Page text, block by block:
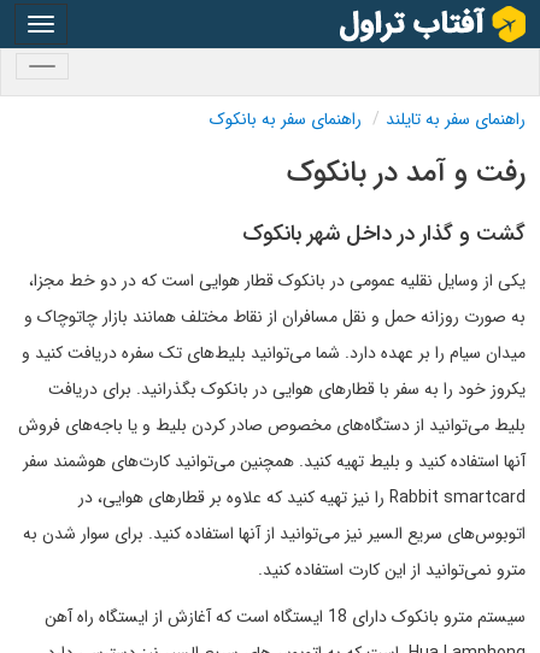
راهنمای سفر به تایلند راهنمای سفر به بانکوک
رفت و آمد در بانکوک
گشت و گذار در داخل شهر بانکوک
یکی از وسایل نقلیه عمومی در بانکوک قطار هوایی است که در دو خط مجزا،
به صورت روزانه حمل و نقل مسافران از نقاط مختلف همانند بازار چاتوچاک و
میدان سیام را بر عهده دارد. شما می‌توانید بلیط‌های تک سفره دریافت کنید و
یکروز خود را به سفر با قطارهای هوایی در بانکوک بگذرانید. برای دریافت
بلیط می‌توانید از دستگاه‌های مخصوص صادر کردن بلیط و یا باجه‌های فروش
آنها استفاده کنید و بلیط تهیه کنید. همچنین می‌توانید کارت‌های هوشمند سفر
Rabbit smartcard را نیز تهیه کنید که علاوه بر قطارهای هوایی، در
اتوبوس‌های سریع السیر نیز می‌توانید از آنها استفاده کنید. برای سوار شدن به
مترو نمی‌توانید از این کارت استفاده کنید.
سیستم مترو بانکوک دارای 18 ایستگاه است که آغازش از ایستگاه راه آهن